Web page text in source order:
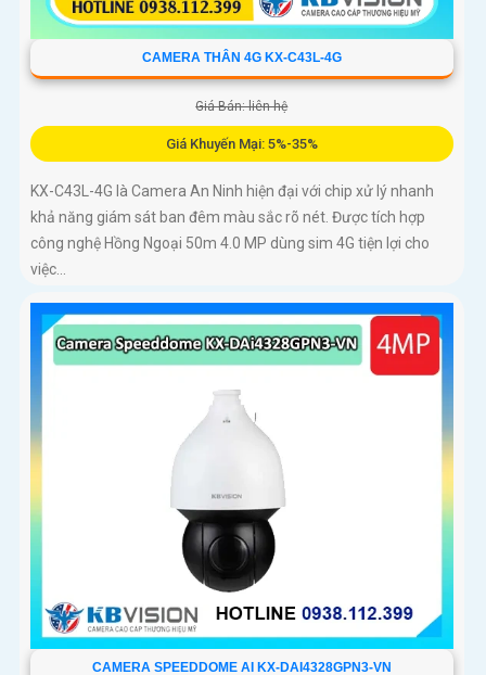
CAMERA THÂN 4G KX-C43L-4G
Giá Bán: liên hệ
Giá Khuyến Mại: 5%-35%
KX-C43L-4G là Camera An Ninh hiện đại với chip xử lý nhanh
khả năng giám sát ban đêm màu sắc rõ nét. Được tích hợp
công nghệ Hồng Ngoại 50m 4.0 MP dùng sim 4G tiện lợi cho
việc...
CAMERA SPEEDDOME AI KX-DAI4328GPN3-VN